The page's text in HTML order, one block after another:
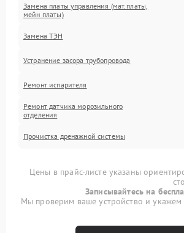
Замена платы управления (мат.платы,
мейн платы)
Замена ТЭН
Устранение засора трубопровода
Ремонт испарителя
Ремонт датчика морозильного
отделения
Прочистка дренажной системы
Цены в прайс-листе указаны
Записывайтесь на
Мы проверим ваше устройство и укажем